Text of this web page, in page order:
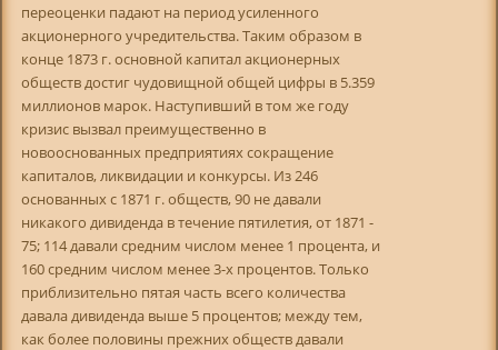
переоценки падают на период усиленного
акционерного учредительства. Таким образом в
конце 1873 г. основной капитал акционерных
обществ достиг чудовищной общей цифры в 5.359
миллионов марок. Наступивший в том же году
кризис вызвал преимущественно в
новооснованных предприятиях сокращение
капиталов, ликвидации и конкурсы. Из 246
основанных с 1871 г. обществ, 90 не давали
никакого дивиденда в течение пятилетия, от 1871 -
75; 114 давали средним числом менее 1 процента, и
160 средним числом менее 3-х процентов. Только
приблизительно пятая часть всего количества
давала дивиденда выше 5 процентов; между тем,
как более половины прежних обществ давали